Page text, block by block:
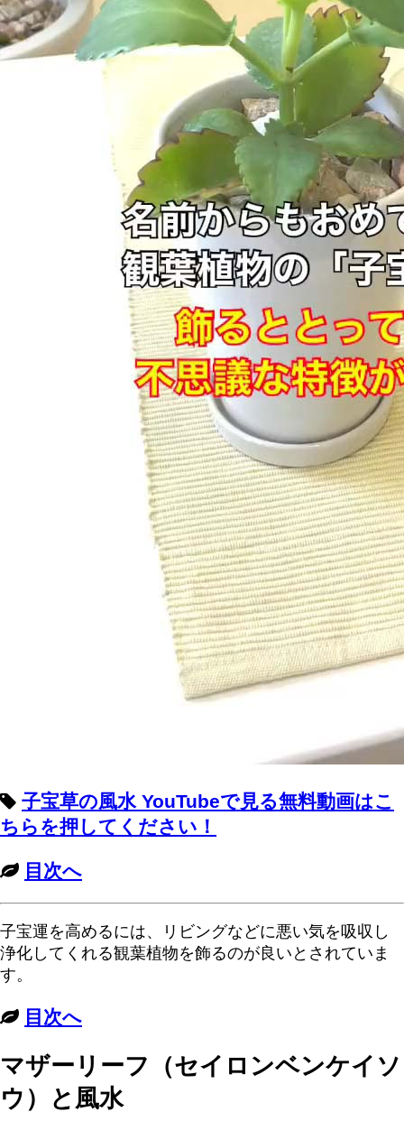
子宝草の風水 YouTubeで見る無料動画はこ
ちらを押してください！
目次へ
子宝運を高めるには、リビングなどに悪い気を吸収し
浄化してくれる観葉植物を飾るのが良いとされていま
す。
目次へ
マザーリーフ（セイロンベンケイソ
ウ）と風水